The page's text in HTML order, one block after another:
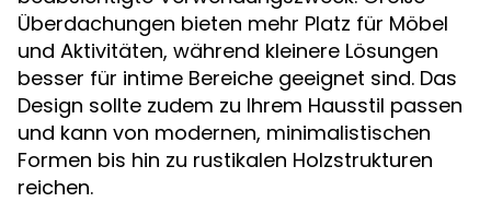
Überdachungen bieten mehr Platz für Möbel
und Aktivitäten, während kleinere Lösungen
besser für intime Bereiche geeignet sind. Das
Design sollte zudem zu Ihrem Hausstil passen
und kann von modernen, minimalistischen
Formen bis hin zu rustikalen Holzstrukturen
reichen.